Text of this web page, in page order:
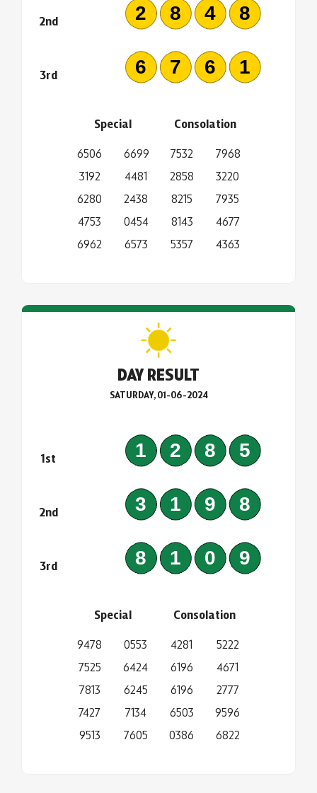
2nd 2848
3rd 6761
Special
6506
3192
6280
4753
6962
6699
4481
2438
0454
6573
Consolation
7532
2858
8215
8143
5357
7968
3220
7935
4677
4363
DAY RESULT
SATURDAY, 01-06-2024
1st 1285
2nd 3198
3rd 8109
Special
9478
7525
7813
7427
9513
0553
6424
6245
7134
7605
Consolation
4281
6196
6196
6503
0386
5222
4671
2777
9596
6822